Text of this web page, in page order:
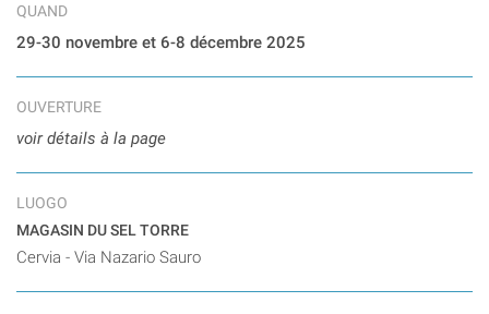
QUAND
29-30 novembre et 6-8 décembre 2025
OUVERTURE
voir détails à la page
LUOGO
MAGASIN DU SEL TORRE
Cervia - Via Nazario Sauro